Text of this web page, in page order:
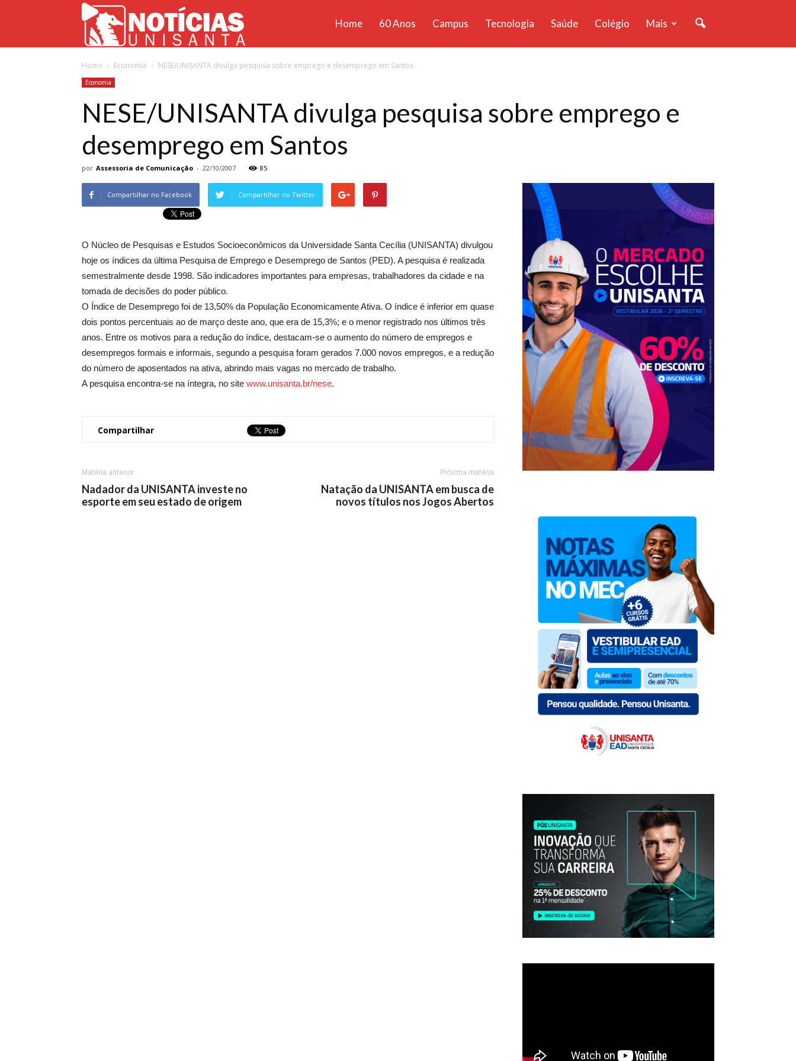
Unisanta
Home 60 Anos Campus Tecnologia Saúde Colégio Mais
Home Economia NESE/UNISANTA divulga pesquisa sobre emprego e desemprego em Santos
Economia
NESE/UNISANTA divulga pesquisa sobre emprego e
desemprego em Santos
por Assessoria de Comunicação - 22/10/2007 85
Compartilhar no Facebook Compartilhar no Twitter
O Núcleo de Pesquisas e Estudos Socioeconômicos da Universidade Santa Cecília (UNISANTA) divulgou
hoje os índices da última Pesquisa de Emprego e Desemprego de Santos (PED). A pesquisa é realizada
semestralmente desde 1998. São indicadores importantes para empresas, trabalhadores da cidade e na
tomada de decisões do poder público.
O Índice de Desemprego foi de 13,50% da População Economicamente Ativa. O índice é inferior em quase
dois pontos percentuais ao de março deste ano, que era de 15,3%; e o menor registrado nos últimos três
anos. Entre os motivos para a redução do índice, destacam-se o aumento do número de empregos e
desempregos formais e informais, segundo a pesquisa foram gerados 7.000 novos empregos, e a redução
do número de aposentados na ativa, abrindo mais vagas no mercado de trabalho.
A pesquisa encontra-se na íntegra, no site www.unisanta.br/nese.
Compartilhar
Matéria anterior
Nadador da UNISANTA investe no
esporte em seu estado de origem
Próxima matéria
Natação da UNISANTA em busca de
novos títulos nos Jogos Abertos